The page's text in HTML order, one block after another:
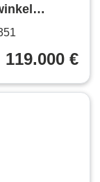
119.000 €